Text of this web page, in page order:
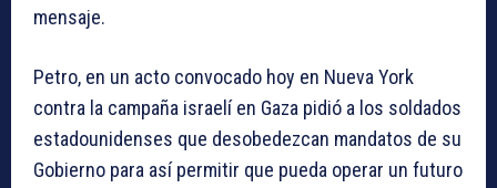
mensaje.
Petro, en un acto convocado hoy en Nueva York
contra la campaña israelí en Gaza pidió a los soldados
estadounidenses que desobedezcan mandatos de su
Gobierno para así permitir que pueda operar un futuro